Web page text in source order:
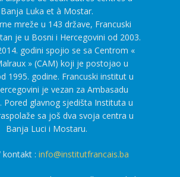
Banja Luka et à Mostar.
mreže u 143 države, Francuski
je u Bosni i Hercegovini od 2003.
godini spojio se sa Centrom «
» (CAM) koji je postojao u
1995. godine. Francuski institut u
je vezan za Ambasadu
Pored glavnog sjedišta Instituta u
sa još dva svoja centra u
Banja Luci i Mostaru.
: info@institutfrancais.ba